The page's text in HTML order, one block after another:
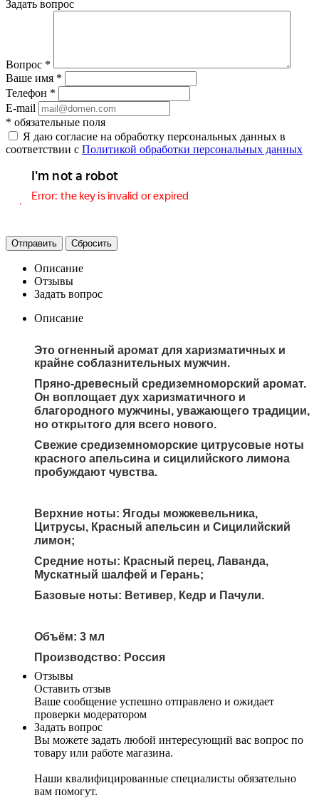
Задать вопрос
Вопрос *
Ваше имя *
Телефон *
E-mail
* обязательные поля
Я даю согласие на обработку персональных данных в
соответствии с Политикой обработки персональных данных
Отправить Сбросить
Описание
Отзывы
Задать вопрос
Описание
Это огненный аромат для харизматичных и
крайне соблазнительных мужчин.
Пряно-древесный средиземноморский аромат.
Он воплощает дух харизматичного и
благородного мужчины, уважающего традиции,
но открытого для всего нового.
Свежие средиземноморские цитрусовые ноты
красного апельсина и сицилийского лимона
пробуждают чувства.
Верхние ноты: Ягоды можжевельника,
Цитрусы, Красный апельсин и Сицилийский
лимон;
Средние ноты: Красный перец, Лаванда,
Мускатный шалфей и Герань;
Базовые ноты: Ветивер, Кедр и Пачули.
Объём: 3 мл
Производство: Россия
Отзывы
Оставить отзыв
Ваше сообщение успешно отправлено и ожидает
проверки модератором
Задать вопрос
Вы можете задать любой интересующий вас вопрос по
товару или работе магазина.
Наши квалифицированные специалисты обязательно
вам помогут.